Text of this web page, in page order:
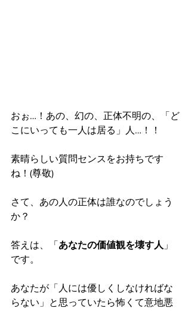
おぉ…！あの、幻の、正体不明の、「ど
こにいっても一人は居る」人…！！
素晴らしい質問センスをお持ちです
ね！(尊敬)
さて、あの人の正体は誰なのでしょう
か？
答えは、「 あなたの価値観を壊す人 」
です。
あなたが「人には優しくしなければな
らない」と思っていたら怖くて意地悪